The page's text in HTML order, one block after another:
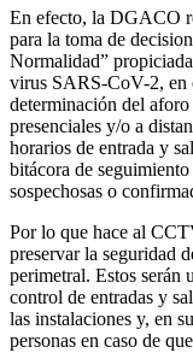
En efecto, la DGACO
para la toma de
Normalidad”
virus SARS-CoV-2, en
determinación del
presenciales y/o a
horarios de entrada y
bitácora de
sospechosas o
Por lo que hace al
preservar la seguridad
perimetral. Estos serán
control de entradas y
las instalaciones y, en
personas en caso de